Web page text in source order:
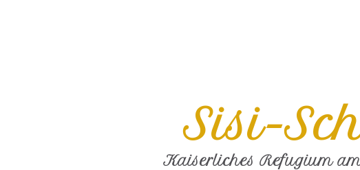
Sisi-
Kaiserliches Refugium